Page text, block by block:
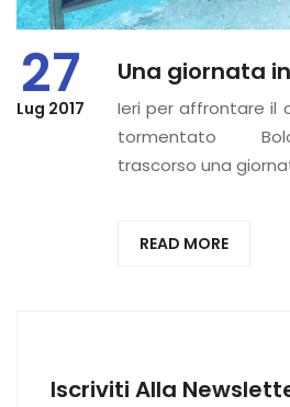
27
Lug 2017
Una giornata
Ieri per affrontare il
tormentato
trascorso una
READ MORE
Iscriviti Alla